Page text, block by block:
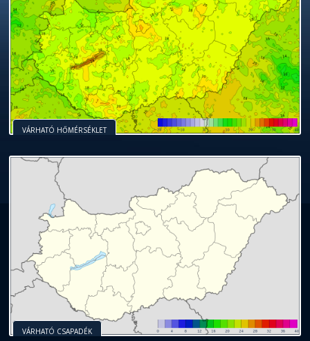
VÁRHATÓ HŐMÉRSÉKLET
VÁRHATÓ CSAPADÉK